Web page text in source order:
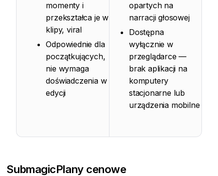
momenty i
przekształca je w
klipy, viral
Odpowiednie dla
początkujących,
nie wymaga
doświadczenia w
edycji
opartych na
narracji głosowej
Dostępna
wyłącznie w
przeglądarce —
brak aplikacji na
komputery
stacjonarne lub
urządzenia mobilne
SubmagicPlany cenowe